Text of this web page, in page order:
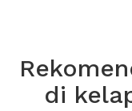
di